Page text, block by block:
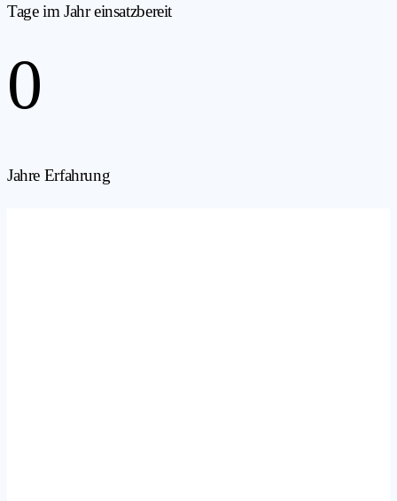
Tage im Jahr einsatzbereit
0
Jahre Erfahrung